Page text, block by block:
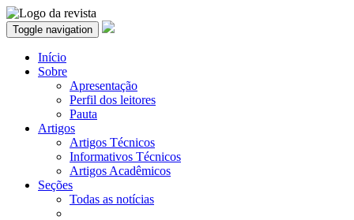
Toggle navigation
Início
Sobre
Apresentação
Perfil dos leitores
Pauta
Artigos
Artigos Técnicos
Informativos Técnicos
Artigos Acadêmicos
Seções
Todas as notícias